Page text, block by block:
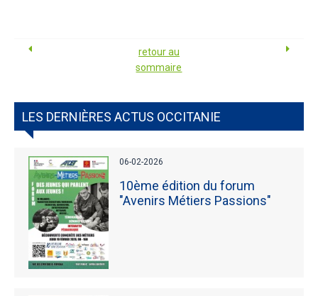
retour au
sommaire
LES DERNIÈRES ACTUS OCCITANIE
06-02-2026
10ème édition du forum
"Avenirs Métiers Passions"